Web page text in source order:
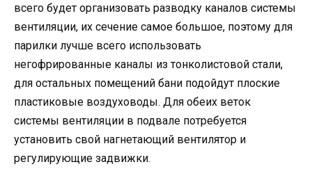
всего будет организовать разводку каналов системы
вентиляции, их сечение самое большое, поэтому для
парилки лучше всего использовать
негофрированные каналы из тонколистовой стали,
для остальных помещений бани подойдут плоские
пластиковые воздуховоды. Для обеих веток
системы вентиляции в подвале потребуется
установить свой нагнетающий вентилятор и
регулирующие задвижки.